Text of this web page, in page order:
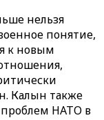
нельзя
понятие,
к новым
Калын также
НАТО в